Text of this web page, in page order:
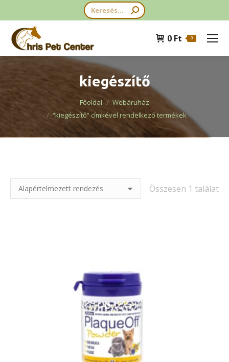
Search:
0 Ft 0
kiegészítő
You are here: Főoldal
Webáruház
“kiegészítő” címkével rendelkező termékek
Összesen 1 találat